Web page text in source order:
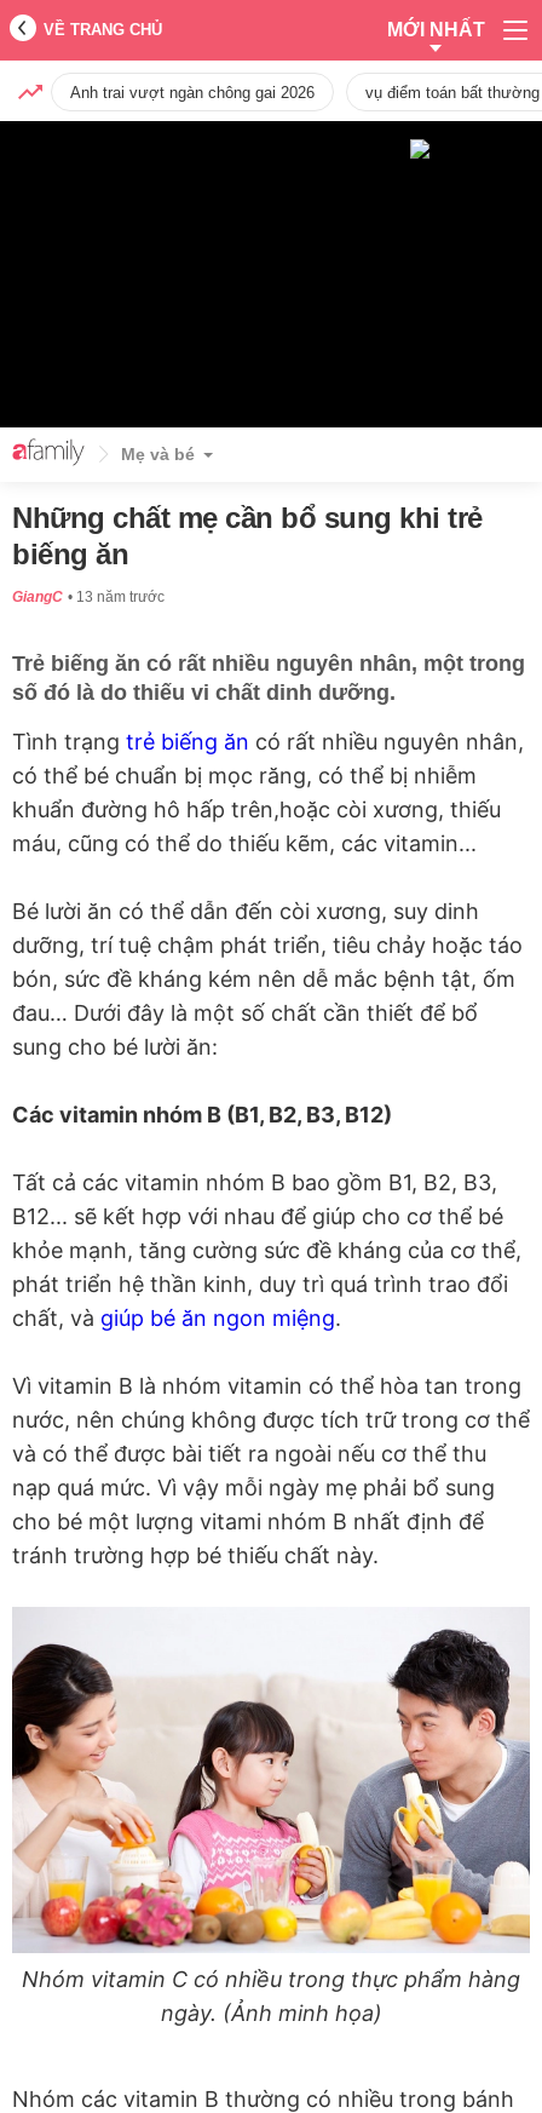
VỀ TRANG CHỦ MỚI NHẤT
Anh trai vượt ngàn chông gai 2026 vụ điểm toán bất
Mẹ và bé
Những chất mẹ cần bổ sung khi trẻ
biếng ăn
GiangC 13 năm trước
Trẻ biếng ăn có rất nhiều nguyên nhân, một trong
số đó là do thiếu vi chất dinh dưỡng.
Tình trạng trẻ biếng ăn có rất nhiều nguyên nhân,
có thể bé chuẩn bị mọc răng, có thể bị nhiễm
khuẩn đường hô hấp trên,hoặc còi xương, thiếu
máu, cũng có thể do thiếu kẽm, các vitamin...
Bé lười ăn có thể dẫn đến còi xương, suy dinh
dưỡng, trí tuệ chậm phát triển, tiêu chảy hoặc táo
bón, sức đề kháng kém nên dễ mắc bệnh tật, ốm
đau… Dưới đây là một số chất cần thiết để bổ
sung cho bé lười ăn:
Các vitamin nhóm B (B1, B2, B3, B12)
Tất cả các vitamin nhóm B bao gồm B1, B2, B3,
B12... sẽ kết hợp với nhau để giúp cho cơ thể bé
khỏe mạnh, tăng cường sức đề kháng của cơ thể,
phát triển hệ thần kinh, duy trì quá trình trao đổi
chất, và giúp bé ăn ngon miệng.
Vì vitamin B là nhóm vitamin có thể hòa tan trong
nước, nên chúng không được tích trữ trong cơ thể
và có thể được bài tiết ra ngoài nếu cơ thể thu
nạp quá mức. Vì vậy mỗi ngày mẹ phải bổ sung
cho bé một lượng vitami nhóm B nhất định để
tránh trường hợp bé thiếu chất này.
Nhóm vitamin C có nhiều trong thực phẩm hàng
ngày. (Ảnh minh họa)
Nhóm các vitamin B thường có nhiều trong bánh